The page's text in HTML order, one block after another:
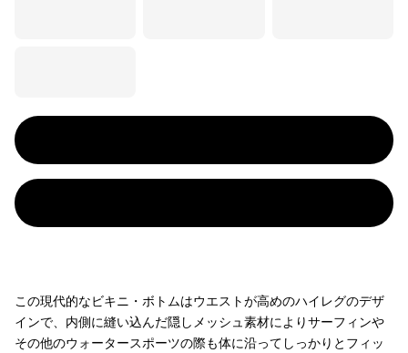
この現代的なビキニ・ボトムはウエストが高めのハイレグのデザ
インで、内側に縫い込んだ隠しメッシュ素材によりサーフィンや
その他のウォータースポーツの際も体に沿ってしっかりとフィッ